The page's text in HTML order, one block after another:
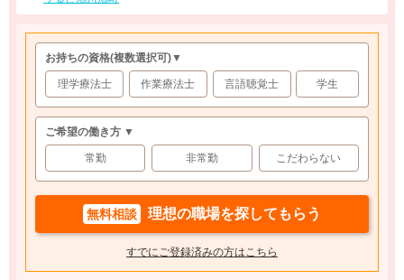
お持ちの資格(複数選択可)▼
理学療法士 作業療法士 言語聴覚士 学生
ご希望の働き方 ▼
常勤 非常勤 こだわらない
無料相談 理想の職場を探してもらう
すでにご登録済みの方はこちら